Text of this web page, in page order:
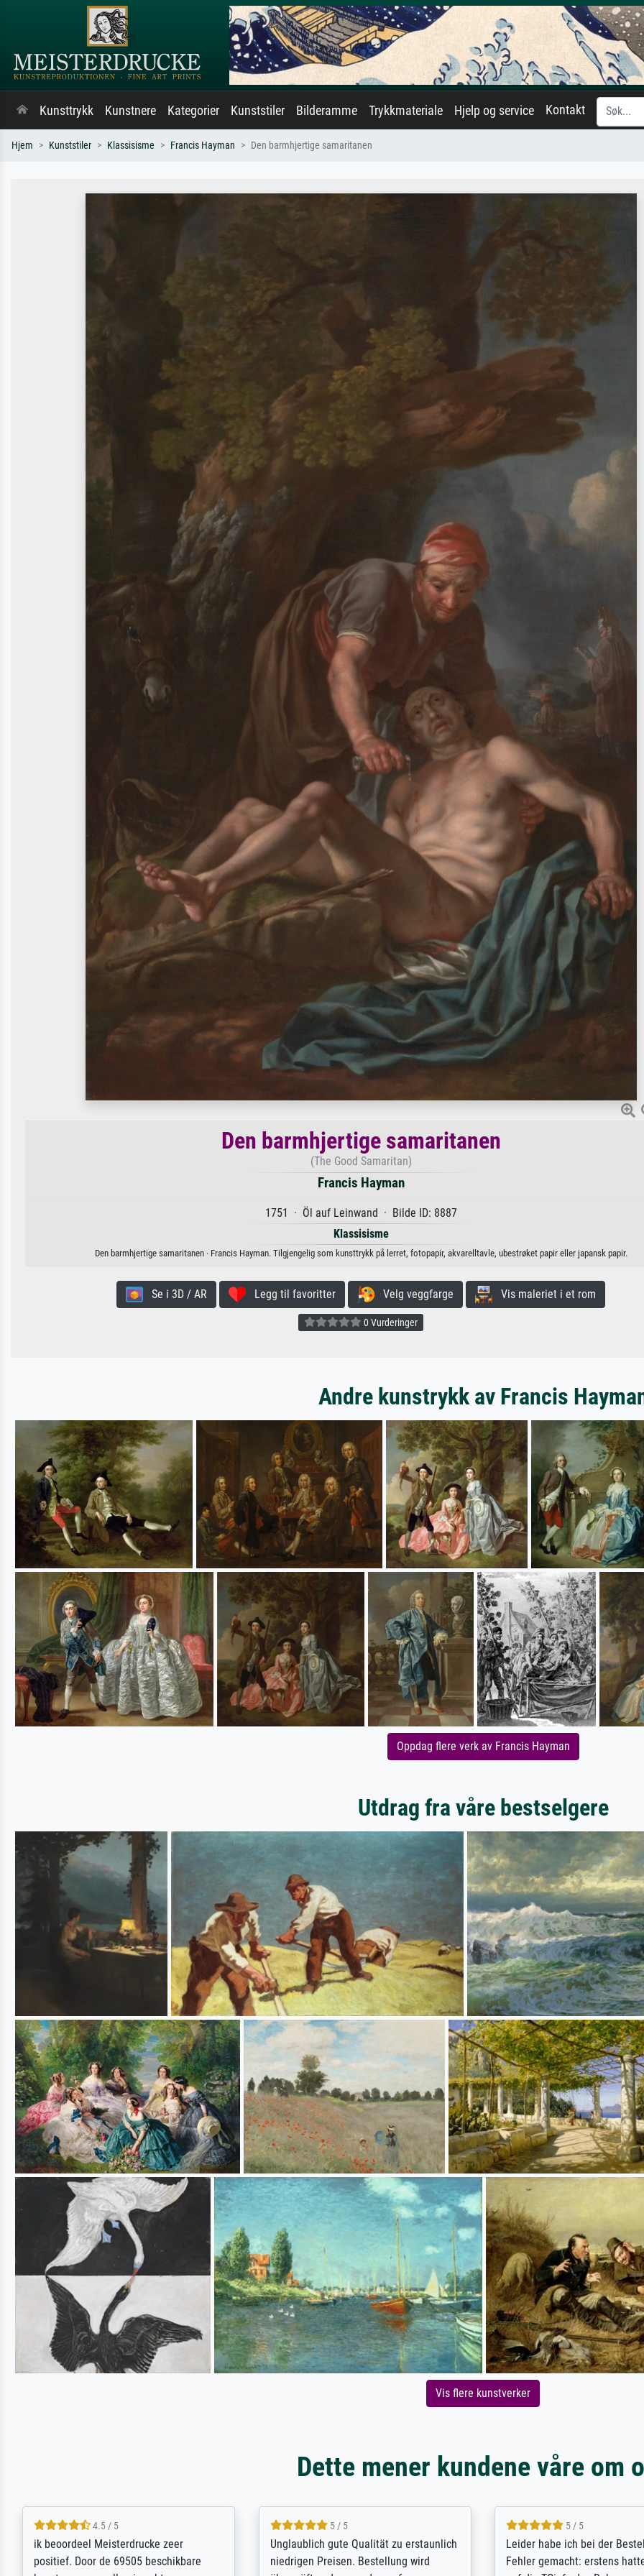
Kunsttrykk Kunstnere Kategorier Kunststiler Bilderamme Trykkmateriale Hjelp og service Kontakt
Hjem Kunststiler Klassisisme Francis Hayman Den barmhjertige samaritanen
Den barmhjertige samaritanen
(The Good Samaritan)
Francis Hayman
1751 · Öl auf Leinwand · Bilde ID: 8887
Klassisisme
Den barmhjertige samaritanen · Francis Hayman. Tilgjengelig som kunsttrykk på lerret, fotopapir, akvarelltavle, ubestrøket papir eller japansk papir.
Se i 3D / AR Legg til favoritter Velg veggfarge Vis maleriet i et rom
0 Vurderinger
Andre kunstrykk av Francis
Oppdag flere verk av Francis Hayman
Utdrag fra våre bestselgere
Vis flere kunstverker
Dette mener kundene våre om
5 / 5
Die Zufriedenheit ist auch nicht dadurch
getrübt, dass das Bild entgegen einer
5 / 5
Excellent / Highly recommended. The
selection, ordering and payment process
5 / 5
The team at Meisterdrucke
meet its clients demands,